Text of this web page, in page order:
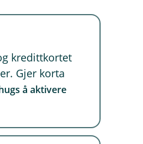
kredittkortet
Gjer korta
å aktivere